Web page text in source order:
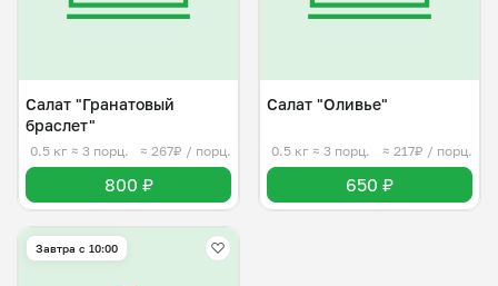
Салат "Гранатовый
браслет"
0.5 кг ≈ 3 порц. ≈ 267₽ / порц.
800 ₽
Салат "Оливье"
0.5 кг ≈ 3 порц. ≈ 217₽ / порц.
650 ₽
Завтра c 10:00